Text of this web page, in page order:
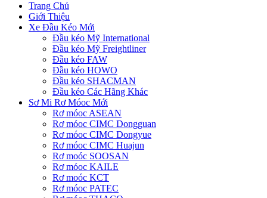
Trang Chủ
Giới Thiệu
Xe Đầu Kéo Mới
Đầu kéo Mỹ International
Đầu kéo Mỹ Freightliner
Đầu kéo FAW
Đầu kéo HOWO
Đầu kéo SHACMAN
Đầu kéo Các Hãng Khác
Sơ Mi Rơ Móoc Mới
Rơ móoc ASEAN
Rơ móoc CIMC Dongguan
Rơ móoc CIMC Dongyue
Rơ móoc CIMC Huajun
Rơ moóc SOOSAN
Rơ móoc KAILE
Rơ moóc KCT
Rơ móoc PATEC